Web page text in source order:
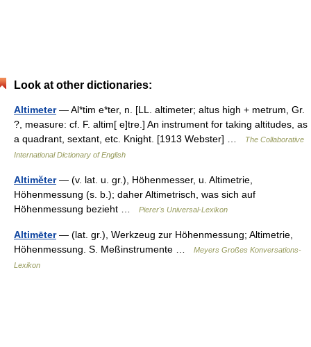
Look at other dictionaries:
Altimeter— Al*tim e*ter, n. [LL. altimeter; altus high + metrum, Gr.
?, measure: cf. F. altim[ e]tre.] An instrument for taking altitudes, as
a quadrant, sextant, etc. Knight. [1913 Webster] …
The Collaborative
International Dictionary of English
Altimĕter— (v. lat. u. gr.), Höhenmesser, u. Altimetrie,
Höhenmessung (s. b.); daher Altimetrisch, was sich auf
Höhenmessung bezieht …
Pierer's Universal-Lexikon
Altimēter— (lat. gr.), Werkzeug zur Höhenmessung; Altimetrie,
Höhenmessung. S. Meßinstrumente …
Meyers Großes Konversations-
Lexikon